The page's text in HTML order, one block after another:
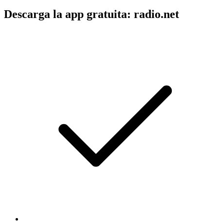
Descarga la app gratuita: radio.net